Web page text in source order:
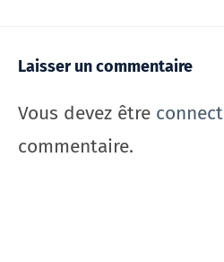
Laisser un commentaire
Vous devez être
commentaire.